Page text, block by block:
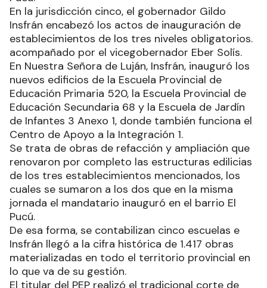
En la jurisdicción cinco, el gobernador Gildo
Insfrán encabezó los actos de inauguración de
establecimientos de los tres niveles obligatorios.
acompañado por el vicegobernador Eber Solís.
En Nuestra Señora de Luján, Insfrán, inauguró los
nuevos edificios de la Escuela Provincial de
Educación Primaria 520, la Escuela Provincial de
Educación Secundaria 68 y la Escuela de Jardín
de Infantes 3 Anexo 1, donde también funciona el
Centro de Apoyo a la Integración 1.
Se trata de obras de refacción y ampliación que
renovaron por completo las estructuras edilicias
de los tres establecimientos mencionados, los
cuales se sumaron a los dos que en la misma
jornada el mandatario inauguró en el barrio El
Pucú.
De esa forma, se contabilizan cinco escuelas e
Insfrán llegó a la cifra histórica de 1.417 obras
materializadas en todo el territorio provincial en
lo que va de su gestión.